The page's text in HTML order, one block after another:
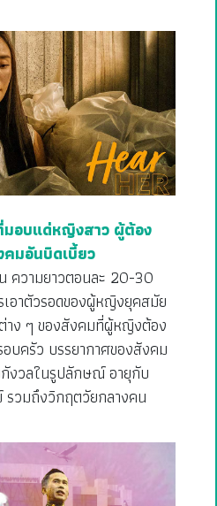
อบแด่หญิงสาว ผู้ต้อง
มอันบิดเบี้ยว
ความยาวตอนละ 20-30
อาตัวรอดของผู้หญิงยุคสมัย
าง ๆ ของสังคมที่ผู้หญิงต้อง
บครัว บรรยากาศของสังคม
งวลในรูปลักษณ์ อายุกับ
วมถึงวิกฤตวัยกลางคน